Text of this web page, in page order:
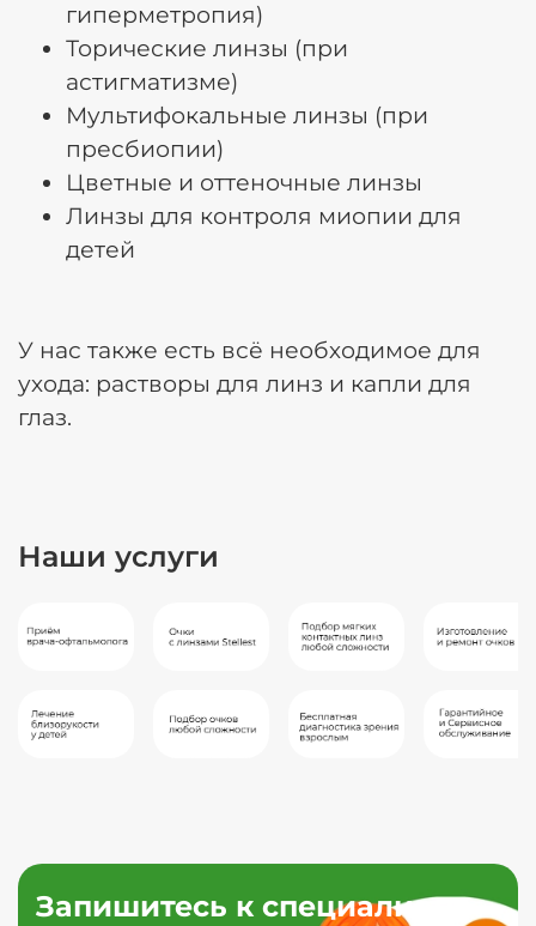
гиперметропия)
Торические линзы (при
астигматизме)
Мультифокальные линзы (при
пресбиопии)
Цветные и оттеночные линзы
Линзы для контроля миопии для
детей
У нас также есть всё необходимое для
ухода: растворы для линз и капли для
глаз.
Наши услуги
Запишитесь к специалисту